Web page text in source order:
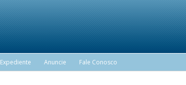
Expediente Anuncie Fale Conosco